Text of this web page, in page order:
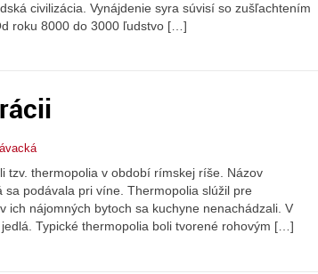
civilizácia. Vynájdenie syra súvisí so zušľachtením
roku 8000 do 3000 ľudstvo […]
tzv. thermopolia v období rímskej ríše. Názov
podávala pri víne. Thermopolia slúžil pre
nájomných bytoch sa kuchyne nenachádzali. V
Typické thermopolia boli tvorené rohovým […]